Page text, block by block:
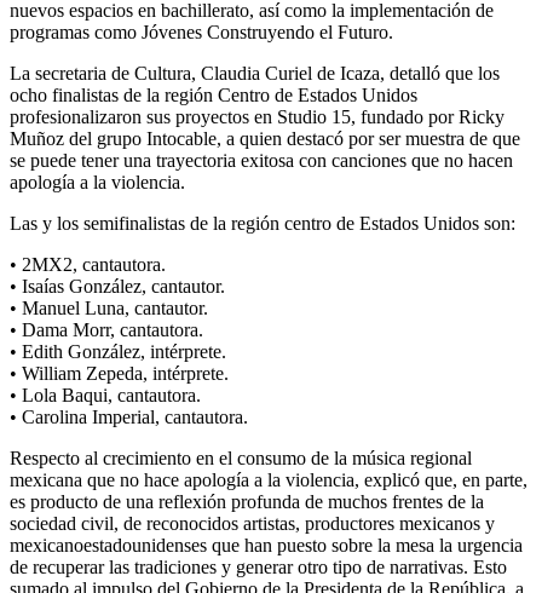
nuevos espacios en bachillerato, así como la implementación de
programas como Jóvenes Construyendo el Futuro.
La secretaria de Cultura, Claudia Curiel de Icaza, detalló que los
ocho finalistas de la región Centro de Estados Unidos
profesionalizaron sus proyectos en Studio 15, fundado por Ricky
Muñoz del grupo Intocable, a quien destacó por ser muestra de que
se puede tener una trayectoria exitosa con canciones que no hacen
apología a la violencia.
Las y los semifinalistas de la región centro de Estados Unidos son:
• 2MX2, cantautora.
• Isaías González, cantautor.
• Manuel Luna, cantautor.
• Dama Morr, cantautora.
• Edith González, intérprete.
• William Zepeda, intérprete.
• Lola Baqui, cantautora.
• Carolina Imperial, cantautora.
Respecto al crecimiento en el consumo de la música regional
mexicana que no hace apología a la violencia, explicó que, en parte,
es producto de una reflexión profunda de muchos frentes de la
sociedad civil, de reconocidos artistas, productores mexicanos y
mexicanoestadounidenses que han puesto sobre la mesa la urgencia
de recuperar las tradiciones y generar otro tipo de narrativas. Esto